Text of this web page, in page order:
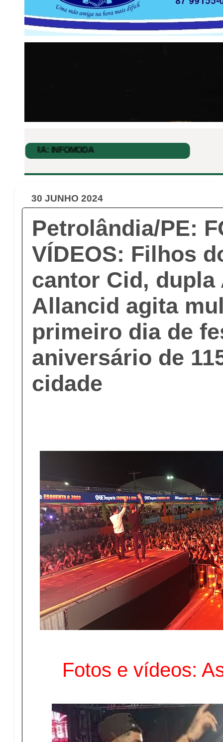
30 JUNHO 2024
Petrolândia/PE:
VÍDEOS: Filhos
cantor Cid, dupla
Allancid agita
primeiro dia de
aniversário de
cidade
Fotos e vídeos: